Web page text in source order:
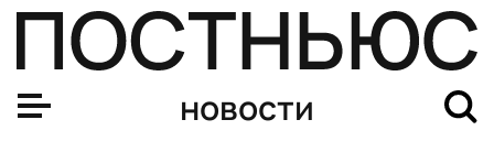
новости
Директор «Райана Гослинга» объяснил, почему